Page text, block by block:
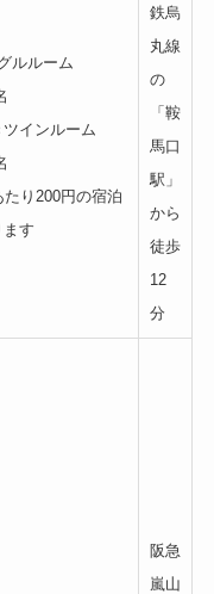
ルルーム
ツインルーム
り200円の宿泊
す
鉄烏
丸線
の
「鞍
馬口
駅」
から
徒歩
12
分
阪急
嵐山